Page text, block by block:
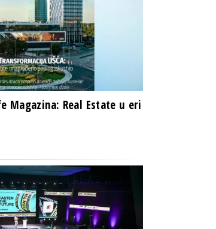
Magazina: Real Estate u eri